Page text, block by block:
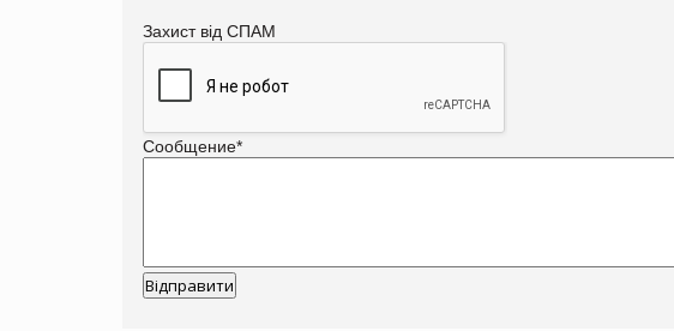
Захист від СПАМ
Сообщение*